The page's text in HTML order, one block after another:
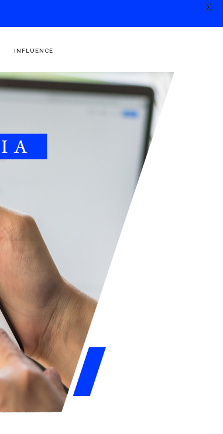
INFLUENCE
X